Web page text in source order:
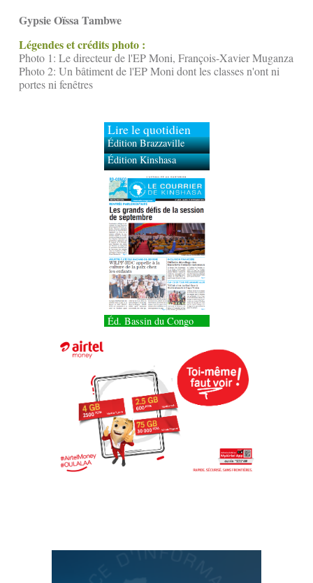
Gypsie Oïssa Tambwe
Légendes et crédits photo :
Photo 1: Le directeur de l'EP Moni, François-Xavier Muganza
Photo 2: Un bâtiment de l'EP Moni dont les classes n'ont ni
portes ni fenêtres
Lire le quotidien
Édition Brazzaville
Édition Kinshasa
Éd. Bassin du Congo